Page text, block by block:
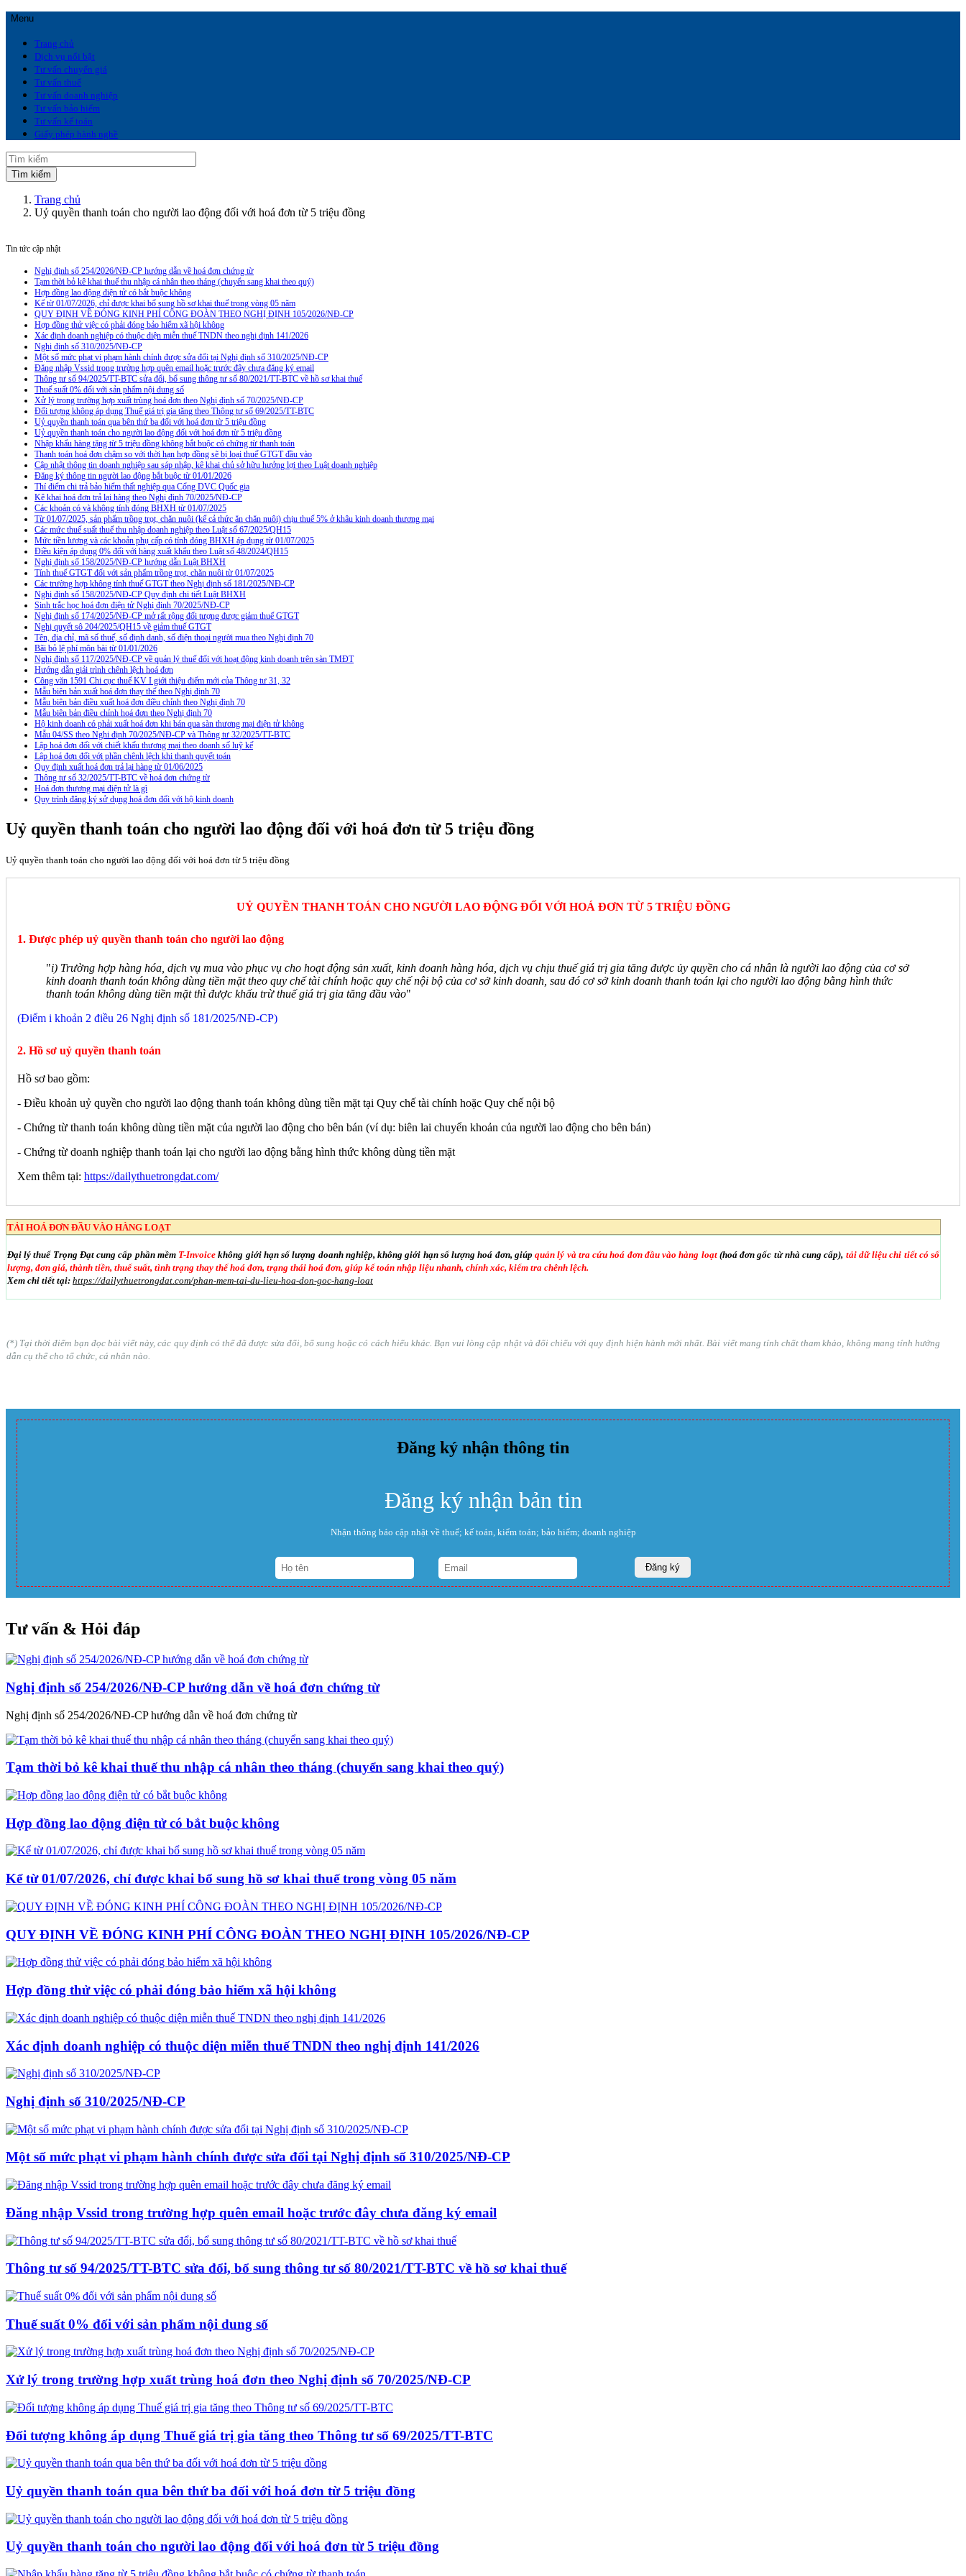
Menu
Trang chủ
Dịch vụ nổi bật
Tư vấn chuyển giá
Tư vấn thuế
Tư vấn doanh nghiệp
Tư vấn bảo hiểm
Tư vấn kế toán
Giấy phép hành nghề
Trang chủ
Uỷ quyền thanh toán cho người lao động đối với hoá đơn từ 5 triệu đồng
Tin tức cập nhật
Nghị định số 254/2026/NĐ-CP hướng dẫn về hoá đơn chứng từ
Tạm thời bỏ kê khai thuế thu nhập cá nhân theo tháng (chuyển sang khai theo quý)
Hợp đồng lao động điện tử có bắt buộc không
Kể từ 01/07/2026, chỉ được khai bổ sung hồ sơ khai thuế trong vòng 05 năm
QUY ĐỊNH VỀ ĐÓNG KINH PHÍ CÔNG ĐOÀN THEO NGHỊ ĐỊNH 105/2026/NĐ-CP
Hợp đồng thử việc có phải đóng bảo hiểm xã hội không
Xác định doanh nghiệp có thuộc diện miễn thuế TNDN theo nghị định 141/2026
Nghị định số 310/2025/NĐ-CP
Một số mức phạt vi phạm hành chính được sửa đổi tại Nghị định số 310/2025/NĐ-CP
Đăng nhập Vssid trong trường hợp quên email hoặc trước đây chưa đăng ký email
Thông tư số 94/2025/TT-BTC sửa đổi, bổ sung thông tư số 80/2021/TT-BTC về hồ sơ khai thuế
Thuế suất 0% đối với sản phẩm nội dung số
Xử lý trong trường hợp xuất trùng hoá đơn theo Nghị định số 70/2025/NĐ-CP
Đối tượng không áp dụng Thuế giá trị gia tăng theo Thông tư số 69/2025/TT-BTC
Uỷ quyền thanh toán qua bên thứ ba đối với hoá đơn từ 5 triệu đồng
Uỷ quyền thanh toán cho người lao động đối với hoá đơn từ 5 triệu đồng
Nhập khẩu hàng tặng từ 5 triệu đồng không bắt buộc có chứng từ thanh toán
Thanh toán hoá đơn chậm so với thời hạn hợp đồng sẽ bị loại thuế GTGT đầu vào
Cập nhật thông tin doanh nghiệp sau sáp nhập, kê khai chủ sở hữu hưởng lợi theo Luật doanh nghiệp
Đăng ký thông tin người lao động bắt buộc từ 01/01/2026
Thí điểm chi trả bảo hiểm thất nghiệp qua Cổng DVC Quốc gia
Kê khai hoá đơn trả lại hàng theo Nghị định 70/2025/NĐ-CP
Các khoản có và không tính đóng BHXH từ 01/07/2025
Từ 01/07/2025, sản phẩm trồng trọt, chăn nuôi (kể cả thức ăn chăn nuôi) chịu thuế 5% ở khâu kinh doanh thương mại
Các mức thuế suất thuế thu nhập doanh nghiệp theo Luật số 67/2025/QH15
Mức tiền lương và các khoản phụ cấp có tính đóng BHXH áp dụng từ 01/07/2025
Điều kiện áp dụng 0% đối với hàng xuất khẩu theo Luật số 48/2024/QH15
Nghị định số 158/2025/NĐ-CP hướng dẫn Luật BHXH
Tính thuế GTGT đối với sản phẩm trồng trọt, chăn nuôi từ 01/07/2025
Các trường hợp không tính thuế GTGT theo Nghị định số 181/2025/NĐ-CP
Nghị định số 158/2025/NĐ-CP Quy định chi tiết Luật BHXH
Sinh trắc học hoá đơn điện tử Nghị định 70/2025/NĐ-CP
Nghị định số 174/2025/NĐ-CP mở rất rộng đối tượng được giảm thuế GTGT
Nghị quyết sô 204/2025/QH15 về giảm thuế GTGT
Tên, địa chỉ, mã số thuế, số định danh, số điện thoại người mua theo Nghị định 70
Bãi bỏ lệ phí môn bài từ 01/01/2026
Nghị định số 117/2025/NĐ-CP về quản lý thuế đối với hoạt động kinh doanh trên sàn TMĐT
Hướng dẫn giải trình chênh lệch hoá đơn
Công văn 1591 Chi cục thuế KV I giới thiệu điểm mới của Thông tư 31, 32
Mẫu biên bản xuất hoá đơn thay thế theo Nghị định 70
Mẫu biên bản điều xuất hoá đơn điều chỉnh theo Nghị định 70
Mẫu biên bản điều chỉnh hoá đơn theo Nghị định 70
Hộ kinh doanh có phải xuất hoá đơn khi bán qua sàn thương mại điện tử không
Mẫu 04/SS theo Nghi định 70/2025/NĐ-CP và Thông tư 32/2025/TT-BTC
Lập hoá đơn đối với chiết khấu thương mại theo doanh số luỹ kế
Lập hoá đơn đối với phần chênh lệch khi thanh quyết toán
Quy định xuất hoá đơn trả lại hàng từ 01/06/2025
Thông tư số 32/2025/TT-BTC về hoá đơn chứng từ
Hoá đơn thương mại điện tử là gì
Quy trình đăng ký sử dụng hoá đơn đối với hộ kinh doanh
Uỷ quyền thanh toán cho người lao động đối với hoá đơn từ 5 triệu đồng
Uỷ quyền thanh toán cho người lao động đối với hoá đơn từ 5 triệu đồng
UỶ QUYỀN THANH TOÁN CHO NGƯỜI LAO ĐỘNG ĐỐI VỚI HOÁ ĐƠN TỪ 5 TRIỆU ĐỒNG
1. Được phép uỷ quyền thanh toán cho người lao động
"i) Trường hợp hàng hóa, dịch vụ mua vào phục vụ cho hoạt động sản xuất, kinh doanh hàng hóa, dịch vụ chịu thuế giá trị gia tăng được ủy quyền cho cá nhân là người lao động của cơ sở
kinh doanh thanh toán không dùng tiền mặt theo quy chế tài chính hoặc quy chế nội bộ của cơ sở kinh doanh, sau đó cơ sở kinh doanh thanh toán lại cho người lao động bằng hình thức
thanh toán không dùng tiền mặt thì được khấu trừ thuế giá trị gia tăng đầu vào"
(Điểm i khoản 2 điều 26 Nghị định số 181/2025/NĐ-CP)
2. Hồ sơ uỷ quyền thanh toán
Hồ sơ bao gồm:
- Điều khoản uỷ quyền cho người lao động thanh toán không dùng tiền mặt tại Quy chế tài chính hoặc Quy chế nội bộ
- Chứng từ thanh toán không dùng tiền mặt của người lao động cho bên bán (ví dụ: biên lai chuyển khoản của người lao động cho bên bán)
- Chứng từ doanh nghiệp thanh toán lại cho người lao động bằng hình thức không dùng tiền mặt
Xem thêm tại: https://dailythuetrongdat.com/
TẢI HOÁ ĐƠN ĐẦU VÀO HÀNG LOẠT
Đại lý thuế Trọng Đạt cung cấp phần mềm T-Invoice không giới hạn số lượng doanh nghiệp, không giới hạn số lượng hoá đơn, giúpquản lý và tra cứu hoá đơn đầu vào hàng loạt(hoá đơn gốc từ nhà cung cấp), tải dữ liệu chi tiết có số
lượng, đơn giá, thành tiền, thuế suất, tình trạng thay thế hoá đơn, trạng thái hoá đơn, giúp kế toán nhập liệu nhanh, chính xác, kiểm tra chênh lệch.
Xem chi tiết tại: https://dailythuetrongdat.com/phan-mem-tai-du-lieu-hoa-don-goc-hang-loat
(*) Tại thời điểm bạn đọc bài viết này, các quy định có thể đã được sửa đổi, bổ sung hoặc có cách hiểu khác. Bạn vui lòng cập nhật và đối chiếu với quy định hiện hành mới nhất. Bài viết mang tính chất tham khảo, không mang tính hướng
dẫn cụ thể cho tổ chức, cá nhân nào.
Đăng ký nhận thông tin
Đăng ký nhận bản tin
Nhận thông báo cập nhật về thuế; kế toán, kiểm toán; bảo hiểm; doanh nghiệp
Tư vấn & Hỏi đáp
Nghị định số 254/2026/NĐ-CP hướng dẫn về hoá đơn chứng từ
Nghị định số 254/2026/NĐ-CP hướng dẫn về hoá đơn chứng từ
Tạm thời bỏ kê khai thuế thu nhập cá nhân theo tháng (chuyển sang khai theo quý)
Hợp đồng lao động điện tử có bắt buộc không
Kể từ 01/07/2026, chỉ được khai bổ sung hồ sơ khai thuế trong vòng 05 năm
QUY ĐỊNH VỀ ĐÓNG KINH PHÍ CÔNG ĐOÀN THEO NGHỊ ĐỊNH 105/2026/NĐ-CP
Hợp đồng thử việc có phải đóng bảo hiểm xã hội không
Xác định doanh nghiệp có thuộc diện miễn thuế TNDN theo nghị định 141/2026
Nghị định số 310/2025/NĐ-CP
Một số mức phạt vi phạm hành chính được sửa đổi tại Nghị định số 310/2025/NĐ-CP
Đăng nhập Vssid trong trường hợp quên email hoặc trước đây chưa đăng ký email
Thông tư số 94/2025/TT-BTC sửa đổi, bổ sung thông tư số 80/2021/TT-BTC về hồ sơ khai thuế
Thuế suất 0% đối với sản phẩm nội dung số
Xử lý trong trường hợp xuất trùng hoá đơn theo Nghị định số 70/2025/NĐ-CP
Đối tượng không áp dụng Thuế giá trị gia tăng theo Thông tư số 69/2025/TT-BTC
Uỷ quyền thanh toán qua bên thứ ba đối với hoá đơn từ 5 triệu đồng
Uỷ quyền thanh toán cho người lao động đối với hoá đơn từ 5 triệu đồng